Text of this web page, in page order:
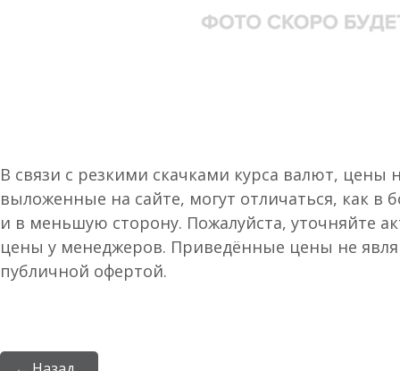
В связи с резкими скачками курса валют, цены
выложенные на сайте, могут отличаться, как в
и в меньшую сторону. Пожалуйста, уточняйте
цены у менеджеров. Приведённые цены не
публичной офертой.